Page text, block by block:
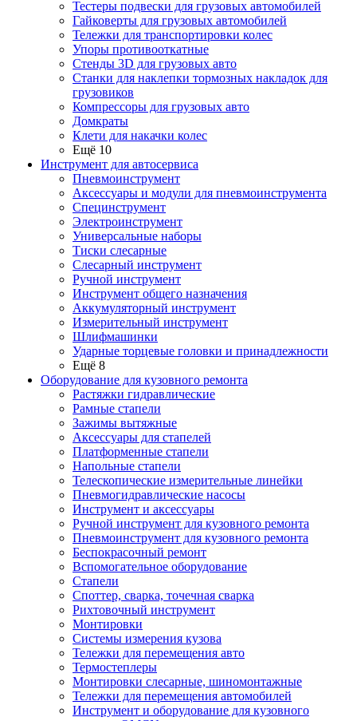
Тестеры подвески для грузовых автомобилей
Гайковерты для грузовых автомобилей
Тележки для транспортировки колес
Упоры противооткатные
Стенды 3D для грузовых авто
Станки для наклепки тормозных накладок для
грузовиков
Компрессоры для грузовых авто
Домкраты
Клети для накачки колес
Ещё 10
Инструмент для автосервиса
Пневмоинструмент
Аксессуары и модули для пневмоинструмента
Специнструмент
Электроинструмент
Универсальные наборы
Тиски слесарные
Слесарный инструмент
Ручной инструмент
Инструмент общего назначения
Аккумуляторный инструмент
Измерительный инструмент
Шлифмашинки
Ударные торцевые головки и принадлежности
Ещё 8
Оборудование для кузовного ремонта
Растяжки гидравлические
Рамные стапели
Зажимы вытяжные
Аксессуары для стапелей
Платформенные стапели
Напольные стапели
Телескопические измерительные линейки
Пневмогидравлические насосы
Инструмент и аксессуары
Ручной инструмент для кузовного ремонта
Пневмоинструмент для кузовного ремонта
Беспокрасочный ремонт
Вспомогательное оборудование
Стапели
Споттер, сварка, точечная сварка
Рихтовочный инструмент
Монтировки
Системы измерения кузова
Тележки для перемещения авто
Термостеплеры
Монтировки слесарные, шиномонтажные
Тележки для перемещения автомобилей
Инструмент и оборудование для кузовного